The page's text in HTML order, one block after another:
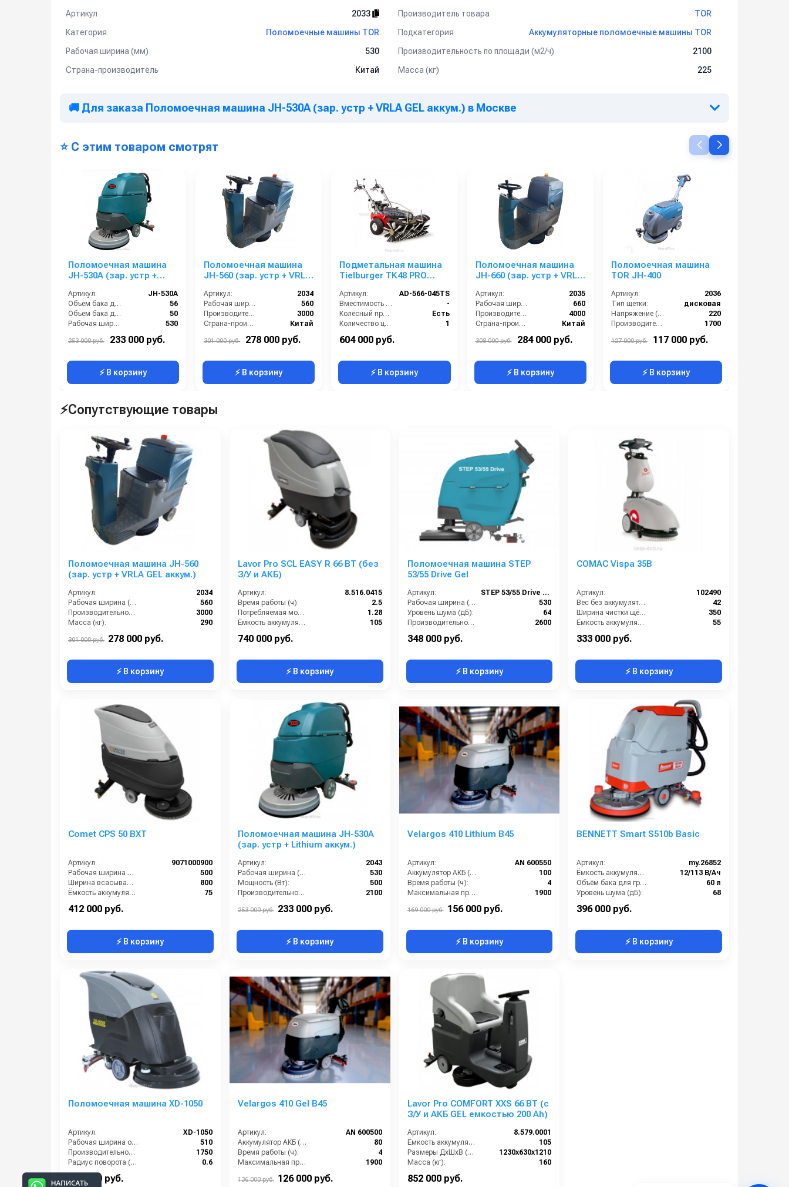
Артикул 2033 Производитель товара
TOR
Категория
Поломоечные машины TOR Подкатегория
Аккумуляторные поломоечные машины TOR
Рабочая ширина (мм)
530 Производительность по площади (м2/ч)
2100
Страна-производитель
Китай Масса (кг) 225
🚚 Для заказа Поломоечная машина JH-530A (зар. устр + VRLA GEL аккум.) в Москве
⭐ С этим товаром смотрят
Поломоечная машина
JH-530A (зар. устр +
Артикул:
JH-530A
Объем бака для грязной воды, л:
56
Объем бака для чистой воды, л:
50
Рабочая ширина (мм):
530
дисковая
Габаритные размеры, мм:
1270х550х1090
253 000 руб. 233 000 руб.
⚡ В корзину
Поломоечная машина
JH-560 (зар. устр + VRLA
Артикул:
2034
Рабочая ширина (мм):
560
Производительность по площади (м2/ч):
3000
Страна-производитель:
Китай
301 000 руб. 278 000 руб.
⚡ В корзину
Подметальная машина
Tielburger TK48 PRO
Артикул:
AD-566-045TS
Вместимость бункера (л):
-
Колёсный привод:
Есть
Количество центральных мусоросборных валиков (шт):
1
Рабочая ширина (мм):
Рабочая ширина центральной щётки (мм):
604 000 руб.
⚡ В корзину
Поломоечная машина
JH-660 (зар. устр + VRLA
Артикул:
2035
Рабочая ширина (мм):
660
Производительность по площади (м2/ч):
4000
Страна-производитель:
Китай
308 000 руб. 284 000 руб.
⚡ В корзину
Поломоечная машина
TOR JH-400
Артикул:
2036
Тип щетки:
дисковая
Напряжение (В):
220
Производительность уборки (м2/час):
1700
1800
Страна-производитель:
Китай
127 000 руб. 117 000 руб.
⚡ В корзину
⚡Сопутствующие товары
Поломоечная машина JH-560
(зар. устр + VRLA GEL аккум.)
Артикул:
2034
Рабочая ширина (мм):
560
Производительность по площади (м2/ч):
3000
Масса (кг):
290
301 000 руб. 278 000 руб.
⚡ В корзину
Lavor Pro SCL EASY R 66 BT (без
З/У и АКБ)
Артикул:
8.516.0415
Время работы (ч):
2.5
Потребляемая мощность (кВт):
1.28
Ёмкость аккумуляторов (Ач):
105
740 000 руб.
⚡ В корзину
Поломоечная машина STEP
53/55 Drive Gel
Артикул:
STEP 53/55 Drive Gel
Рабочая ширина (мм):
530
Уровень шума (дБ):
64
Производительность по площади (м2/ч):
2600
Габариты (ДхШхВ):
348 000 руб.
⚡ В корзину
COMAC Vispa 35B
Артикул:
102490
Вес без аккумуляторов (кг):
42
Ширина чистки щёток (мм):
350
Ёмкость аккумуляторов (Ач):
55
333 000 руб.
⚡ В корзину
Comet CPS 50 BXT
Артикул:
9071000900
Рабочая ширина щеток (мм):
500
Ширина всасывающей балки (мм):
800
Ёмкость аккумуляторов (Ач):
75
412 000 руб.
⚡ В корзину
Поломоечная машина JH-530A
(зар. устр + Lithium аккум.)
Артикул:
2043
Рабочая ширина (мм):
530
Мощность (Вт):
500
Производительность по площади (м2/ч):
2100
253 000 руб. 233 000 руб.
⚡ В корзину
Velargos 410 Lithium B45
Артикул:
AN 600550
Аккумулятор АКБ (В/А·ч):
100
Время работы (ч):
4
Максимальная производительность (кв.м/час):
1900
169 000 руб. 156 000 руб.
⚡ В корзину
BENNETT Smart S510b Basic
Артикул:
my.26852
Ёмкость аккумуляторов (Ач):
12/113 В/Ач
Объём бака для грязной воды (л):
60 л
Уровень шума (дБ):
68
396 000 руб.
⚡ В корзину
Поломоечная машина XD-1050
Артикул:
XD-1050
Рабочая ширина основной щётки (мм):
510
Производительность по площади (м2/ч):
1750
Радиус поворота (м):
0.6
205 000 руб.
Velargos 410 Gel B45
Артикул:
AN 600500
Аккумулятор АКБ (В/А·ч):
80
Время работы (ч):
4
Максимальная производительность (кв.м/час):
1900
136 000 руб. 126 000 руб.
Lavor Pro COMFORT XXS 66 BT (с
З/У и АКБ GEL емкостью 200 Ah)
Артикул:
8.579.0001
Ёмкость аккумуляторов (Ач):
105
Размеры ДхШхВ (мм):
1230x630x1210
Масса (кг):
160
852 000 руб.